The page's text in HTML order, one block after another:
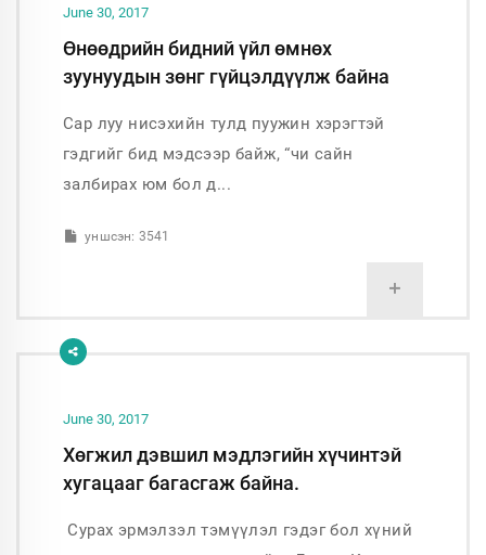
June 30, 2017
Өнөөдрийн бидний үйл өмнөх
зуунуудын зөнг гүйцэлдүүлж байна
Сар луу нисэхийн тулд пуужин хэрэгтэй
гэдгийг бид мэдсээр байж, “чи сайн
залбирах юм бол д...
уншсэн: 3541
+
June 30, 2017
Хөгжил дэвшил мэдлэгийн хүчинтэй
хугацааг багасгаж байна.
Сурах эрмэлзэл тэмүүлэл гэдэг бол хүний